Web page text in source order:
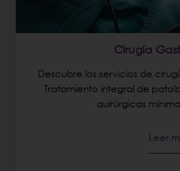
Cirugía
Descubre los servicios de
Tratamiento integral de
quirúrgicas
Leer